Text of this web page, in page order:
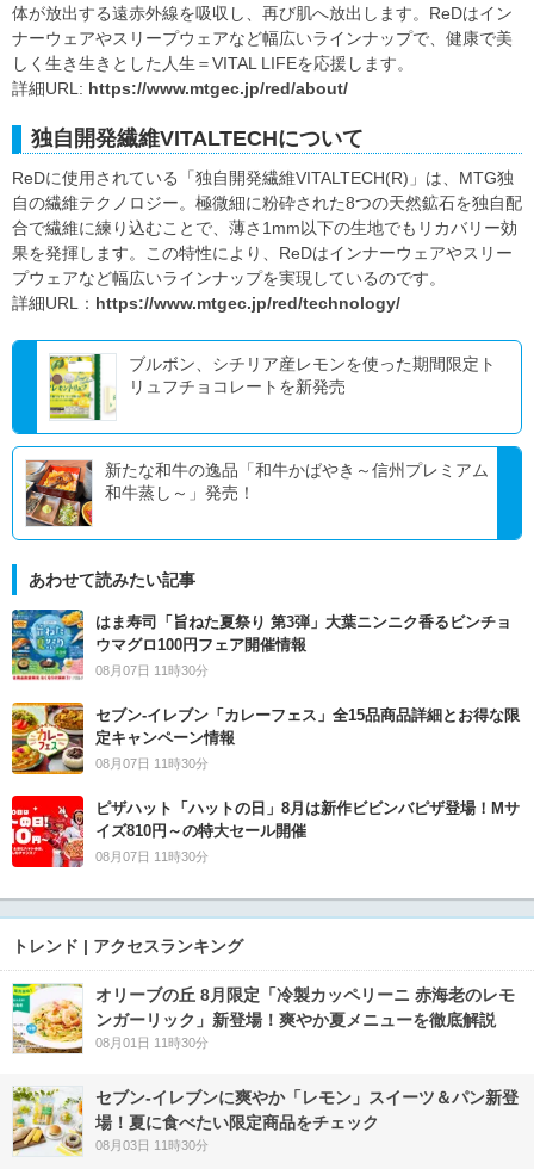
体が放出する遠赤外線を吸収し、再び肌へ放出します。ReDはイン
ナーウェアやスリープウェアなど幅広いラインナップで、健康で美
しく生き生きとした人生＝VITAL LIFEを応援します。
詳細URL: https://www.mtgec.jp/red/about/
独自開発繊維VITALTECHについて
ReDに使用されている「独自開発繊維VITALTECH(R)」は、MTG独
自の繊維テクノロジー。極微細に粉砕された8つの天然鉱石を独自配
合で繊維に練り込むことで、薄さ1mm以下の生地でもリカバリー効
果を発揮します。この特性により、ReDはインナーウェアやスリー
プウェアなど幅広いラインナップを実現しているのです。
詳細URL： https://www.mtgec.jp/red/technology/
ブルボン、シチリア産レモンを使った期間限定ト
リュフチョコレートを新発売
新たな和牛の逸品「和牛かばやき～信州プレミアム
和牛蒸し～」発売！
あわせて読みたい記事
はま寿司「旨ねた夏祭り 第3弾」大葉ニンニク香るビンチョ
ウマグロ100円フェア開催情報
08月07日 11時30分
セブン‐イレブン「カレーフェス」全15品商品詳細とお得な限
定キャンペーン情報
08月07日 11時30分
ピザハット「ハットの日」8月は新作ビビンバピザ登場！Mサ
イズ810円～の特大セール開催
08月07日 11時30分
トレンド | アクセスランキング
オリーブの丘 8月限定「冷製カッペリーニ 赤海老のレモ
ンガーリック」新登場！爽やか夏メニューを徹底解説
08月01日 11時30分
セブン‐イレブンに爽やか「レモン」スイーツ＆パン新登
場！夏に食べたい限定商品をチェック
08月03日 11時30分